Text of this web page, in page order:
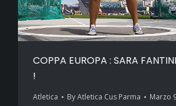
COPPA EUROPA : SARA
!
Atletica ByAtletica Cus Parma Marzo